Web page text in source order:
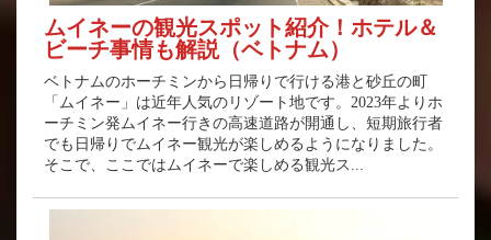
ムイネーの観光スポット紹介！ホテル＆
ビーチ事情も解説（ベトナム）
ベトナムのホーチミンから日帰りで行ける港と砂丘の町
「ムイネー」は近年人気のリゾート地です。2023年よりホ
ーチミン発ムイネー行きの高速道路が開通し、短期旅行者
でも日帰りでムイネー観光が楽しめるようになりました。
そこで、ここではムイネーで楽しめる観光ス...